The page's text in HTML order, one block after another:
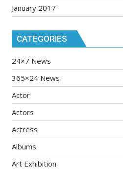
January 2017
CATEGORIES
24×7 News
365×24 News
Actor
Actors
Actress
Albums
Art Exhibition